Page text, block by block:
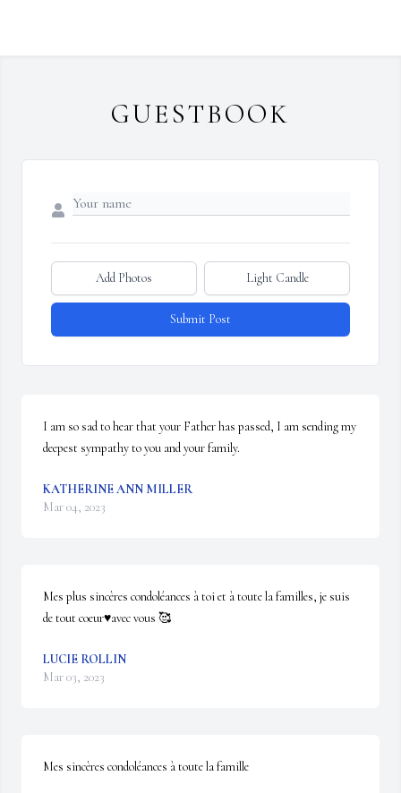
GUESTBOOK
Add Photos Light Candle
Submit Post
I am so sad to hear that your Father has passed, I am sending my
deepest sympathy to you and your family.
KATHERINE ANN MILLER
Mar 04, 2023
Mes plus sincères condoléances à toi et à toute la familles, je suis
de tout coeur♥️avec vous 🥰
LUCIE ROLLIN
Mar 03, 2023
Mes sincères condoléances à toute la famille